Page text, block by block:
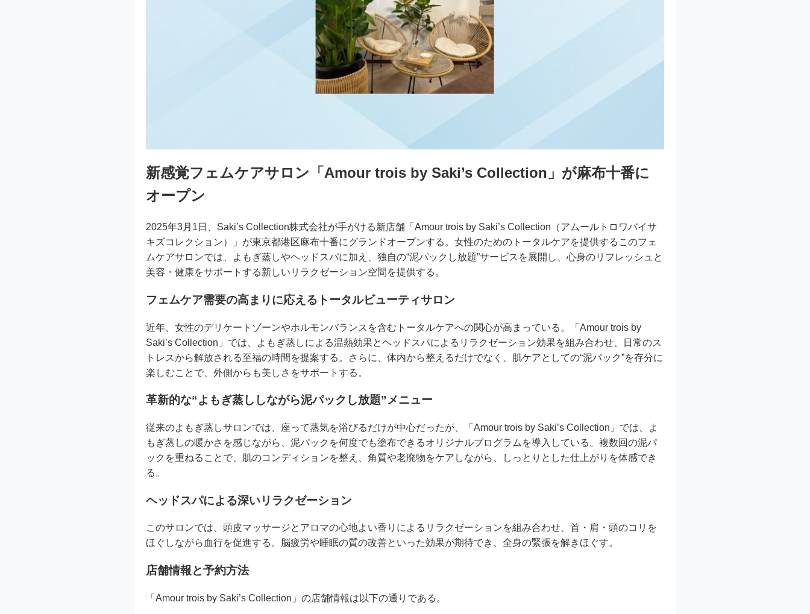
新感覚フェムケアサロン「Amour trois by Saki’s Collection」が麻布十番に
オープン
2025年3月1日、Saki’s Collection株式会社が手がける新店舗「Amour trois by Saki’s Collection（アムールトロワバイサ
キズコレクション）」が東京都港区麻布十番にグランドオープンする。女性のためのトータルケアを提供するこのフェ
ムケアサロンでは、よもぎ蒸しやヘッドスパに加え、独自の“泥パックし放題”サービスを展開し、心身のリフレッシュと
美容・健康をサポートする新しいリラクゼーション空間を提供する。
フェムケア需要の高まりに応えるトータルビューティサロン
近年、女性のデリケートゾーンやホルモンバランスを含むトータルケアへの関心が高まっている。「Amour trois by
Saki’s Collection」では、よもぎ蒸しによる温熱効果とヘッドスパによるリラクゼーション効果を組み合わせ、日常のス
トレスから解放される至福の時間を提案する。さらに、体内から整えるだけでなく、肌ケアとしての“泥パック”を存分に
楽しむことで、外側からも美しさをサポートする。
革新的な“よもぎ蒸ししながら泥パックし放題”メニュー
従来のよもぎ蒸しサロンでは、座って蒸気を浴びるだけが中心だったが、「Amour trois by Saki’s Collection」では、よ
もぎ蒸しの暖かさを感じながら、泥パックを何度でも塗布できるオリジナルプログラムを導入している。複数回の泥パ
ックを重ねることで、肌のコンディションを整え、角質や老廃物をケアしながら、しっとりとした仕上がりを体感でき
る。
ヘッドスパによる深いリラクゼーション
このサロンでは、頭皮マッサージとアロマの心地よい香りによるリラクゼーションを組み合わせ、首・肩・頭のコリを
ほぐしながら血行を促進する。脳疲労や睡眠の質の改善といった効果が期待でき、全身の緊張を解きほぐす。
店舗情報と予約方法
「Amour trois by Saki’s Collection」の店舗情報は以下の通りである。